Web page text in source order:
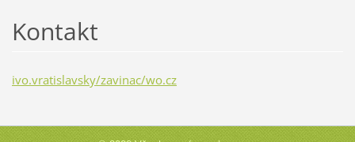
Kontakt
ivo.vratislavsky/zavinac/wo.cz